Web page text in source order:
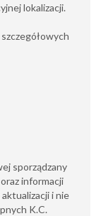
lokalizacji.
sporządzany
informacji
i nie
K.C.